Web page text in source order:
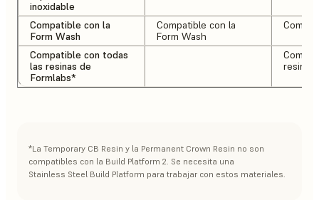
inoxidable
Compatible con la
Form Wash
Compatible con la
Form Wash
Compatible con todas
las resinas de
Formlabs*
resinas
*La Temporary CB Resin y la Permanent Crown Resin no son
compatibles con la Build Platform 2. Se necesita una
Stainless Steel Build Platform para trabajar con estos materiales.